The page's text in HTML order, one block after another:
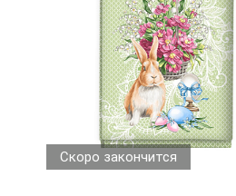
Скоро закончится